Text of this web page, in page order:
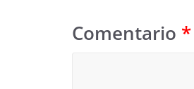
Comentario *